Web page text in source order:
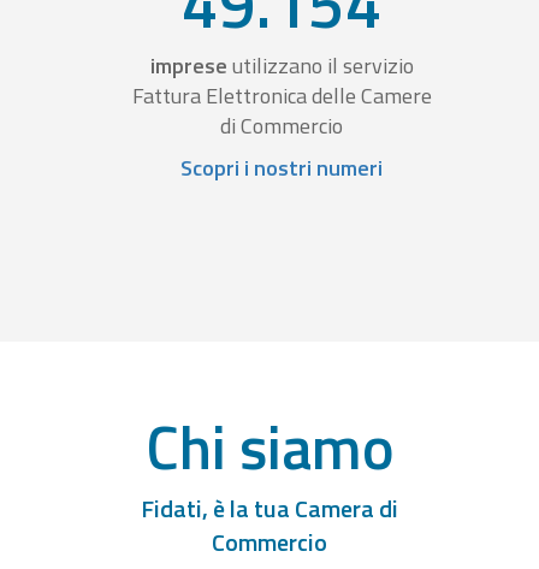
impreseutilizzano il servizio
Fattura Elettronica delle Camere
di Commercio
Scopri i nostri numeri
Chi siamo
Fidati, è la tua Camera di
Commercio